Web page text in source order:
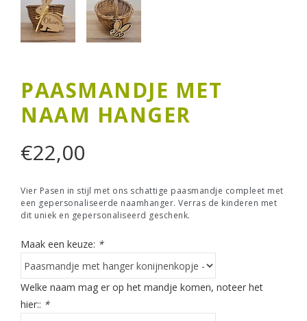
PAASMANDJE MET
NAAM HANGER
€22,00
Vier Pasen in stijl met ons schattige paasmandje compleet met
een gepersonaliseerde naamhanger. Verras de kinderen met
dit uniek en gepersonaliseerd geschenk.
Maak een keuze: *
Welke naam mag er op het mandje komen, noteer het
hier:: *